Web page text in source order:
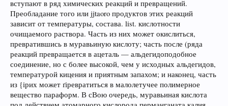
вступают в ряд химических реакций и превращений.
Преобладание того или jjtaoro продуктов этих реакций
зависит от температуры, состава. list. кислотности
очищаемого раствора. Часть из них может окислиться,
превратившись в муравьиную кислоту; часть после (ряда
реакций превращается в ацеталь — альдегидоподобное
соединение, но с более высокой, чем у исходных альдегидов,
температурой кицения и приятным запахом; и наконец, часть
из {ірих может ґіревратиться в малолетучее полимерное
вещество параформ. В сВою очередь, муравьиная кислота